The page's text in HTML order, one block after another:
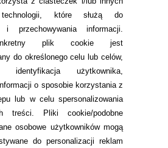
technologii, które służą do
i przechowywania informacji.
plik cookie jest
do określonego celu lub celów,
użytkownika,
o sposobie korzystania z
lub w celu spersonalizowania
treści.
Pliki cookie/podobne
osobowe użytkowników mogą
do personalizacji reklam